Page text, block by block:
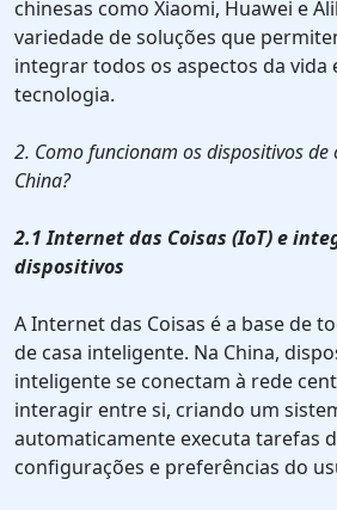
chinesas como Xiaomi, Huawei e
variedade de soluções que
integrar todos os aspectos da vida
tecnologia.
2. Como funcionam os dispositivos
China?
2.1 Internet das Coisas (IoT) e
dispositivos
A Internet das Coisas é a base de
de casa inteligente. Na China,
inteligente se conectam à rede
interagir entre si, criando um
automaticamente executa tarefas
configurações e preferências do